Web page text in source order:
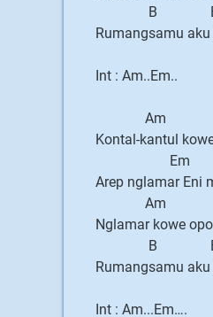
B
Rumangsamu
Int : Am..Em..
Am
Kontal-kantul
Em
Arep nglamar Eni
Am
Nglamar kowe
B
Rumangsamu
Int : Am...Em….